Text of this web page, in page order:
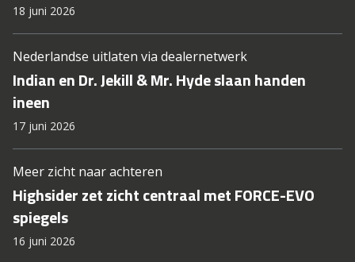
18 juni 2026
Nederlandse uitlaten via dealernetwerk
Indian en Dr. Jekill & Mr. Hyde slaan handen
ineen
17 juni 2026
Meer zicht naar achteren
Highsider zet zicht centraal met FORCE-EVO
spiegels
16 juni 2026